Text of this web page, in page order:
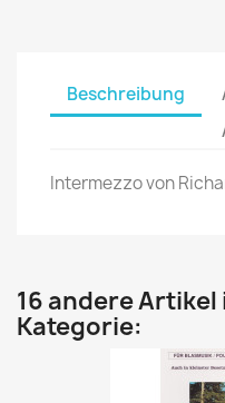
Beschreibung
Intermezzo von
16 andere
Kategorie: